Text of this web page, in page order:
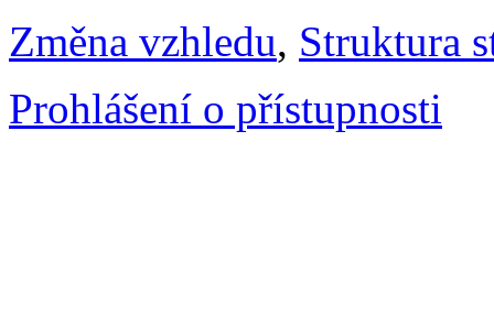
Změna vzhledu, Struktura
Prohlášení o přístupnosti